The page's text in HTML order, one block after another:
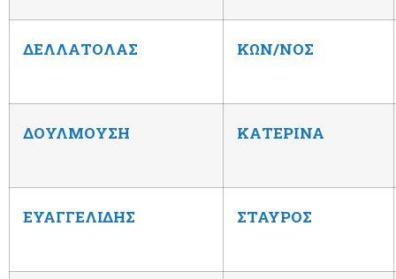
ΔΕΛΛΑΤΟΛΑΣ ΚΩΝ/ΝΟΣ
ΔΟΥΛΜΟΥΣΗ ΚΑΤΕΡΙΝΑ
ΕΥΑΓΓΕΛΙΔΗΣ ΣΤΑΥΡΟΣ